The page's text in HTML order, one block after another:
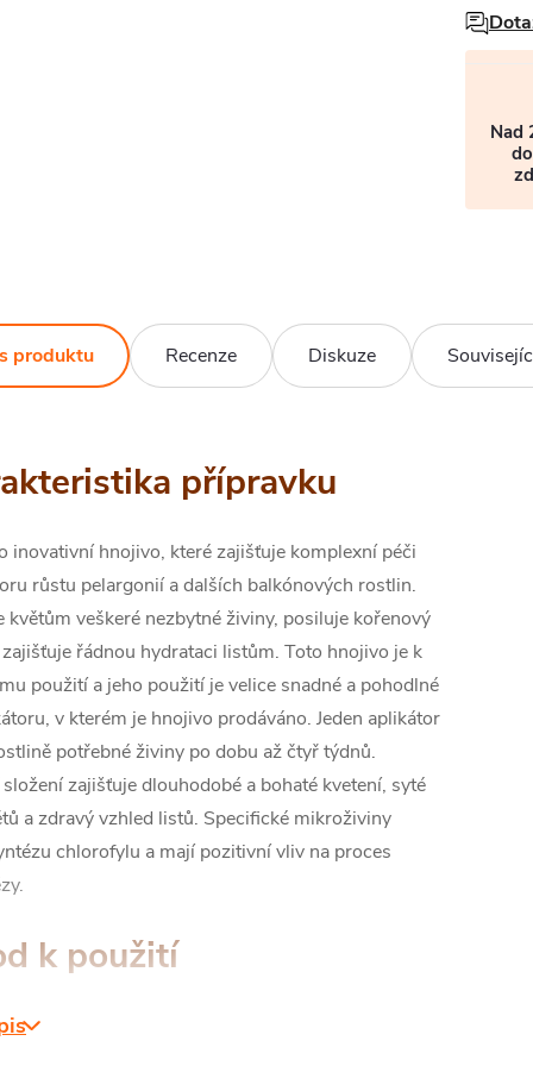
Nad
produktu Recenze Diskuze
přípravku
inovativní hnojivo, které zajišťuje komplexní péči
růstu pelargonií a dalších balkónových rostlin.
květům veškeré nezbytné živiny, posiluje kořenový
řádnou hydrataci listům. Toto hnojivo je k
použití a jeho použití je velice snadné a pohodlné
v kterém je hnojivo prodáváno. Jeden aplikátor
potřebné živiny po dobu až čtyř týdnů.
zajišťuje dlouhodobé a bohaté kvetení, syté
a zdravý vzhled listů. Specifické mikroživiny
chlorofylu a mají pozitivní vliv na proces
k použití
aplikátoru na vyznačeném místě. Vložte